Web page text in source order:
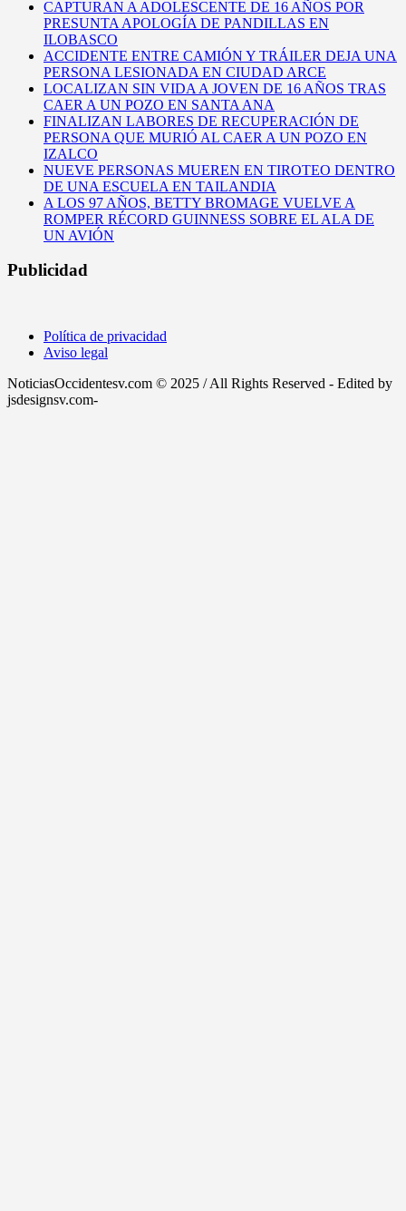
CAPTURAN A ADOLESCENTE DE 16 AÑOS POR
PRESUNTA APOLOGÍA DE PANDILLAS EN
ILOBASCO
ACCIDENTE ENTRE CAMIÓN Y TRÁILER DEJA UNA
PERSONA LESIONADA EN CIUDAD ARCE
LOCALIZAN SIN VIDA A JOVEN DE 16 AÑOS TRAS
CAER A UN POZO EN SANTA ANA
FINALIZAN LABORES DE RECUPERACIÓN DE
PERSONA QUE MURIÓ AL CAER A UN POZO EN
IZALCO
NUEVE PERSONAS MUEREN EN TIROTEO DENTRO
DE UNA ESCUELA EN TAILANDIA
A LOS 97 AÑOS, BETTY BROMAGE VUELVE A
ROMPER RÉCORD GUINNESS SOBRE EL ALA DE
UN AVIÓN
Publicidad
Política de privacidad
Aviso legal
NoticiasOccidentesv.com © 2025 / All Rights Reserved - Edited by
jsdesignsv.com-